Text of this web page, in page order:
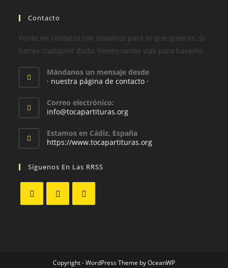
Contacto
Ponte en contacto con nosotros para lo que quieras. Si
tienes cualquier duda, tienes varias vías para hacerlo:
Mándanos un mensaje desde
· nuestra página de contacto ·
Correo electrónico:
info@tocapartituras.org
Estamos en Cádiz, España
https://www.tocapartituras.org
Síguenos En Las RRSS
Copyright - WordPress Theme by OceanWP